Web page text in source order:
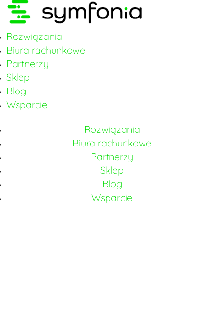
Rozwiązania
Biura rachunkowe
Partnerzy
Sklep
Blog
Wsparcie
Rozwiązania
Biura rachunkowe
Partnerzy
Sklep
Blog
Wsparcie